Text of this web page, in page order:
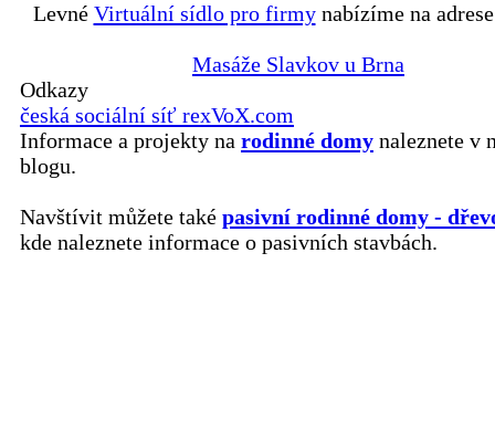
Levné Virtuální sídlo pro firmynabízíme na
Masáže Slavkov u Brna
Odkazy
česká sociální síť rexVoX.com
Informace a projekty na rodinné domy naleznete v
blogu.
Navštívit můžete také pasivní rodinné domy -
kde naleznete informace o pasivních stavbách.